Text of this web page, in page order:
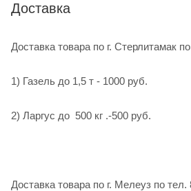
Доставка
Доставка товара по г. Стерлитамак
1) Газель до 1,5 т - 1000 руб.
2) Ларгус до 500 кг .-500 руб.
Доставка товара по г. Мелеуз по